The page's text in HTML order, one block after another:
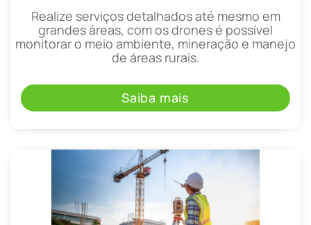
Realize serviços detalhados até mesmo em
grandes áreas, com os drones é possível
monitorar o meio ambiente, mineração e manejo
de áreas rurais.
Saiba mais